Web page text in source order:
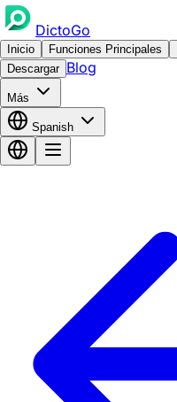
DictoGo
Inicio Funciones Principales
Descargar Blog
Más
Spanish